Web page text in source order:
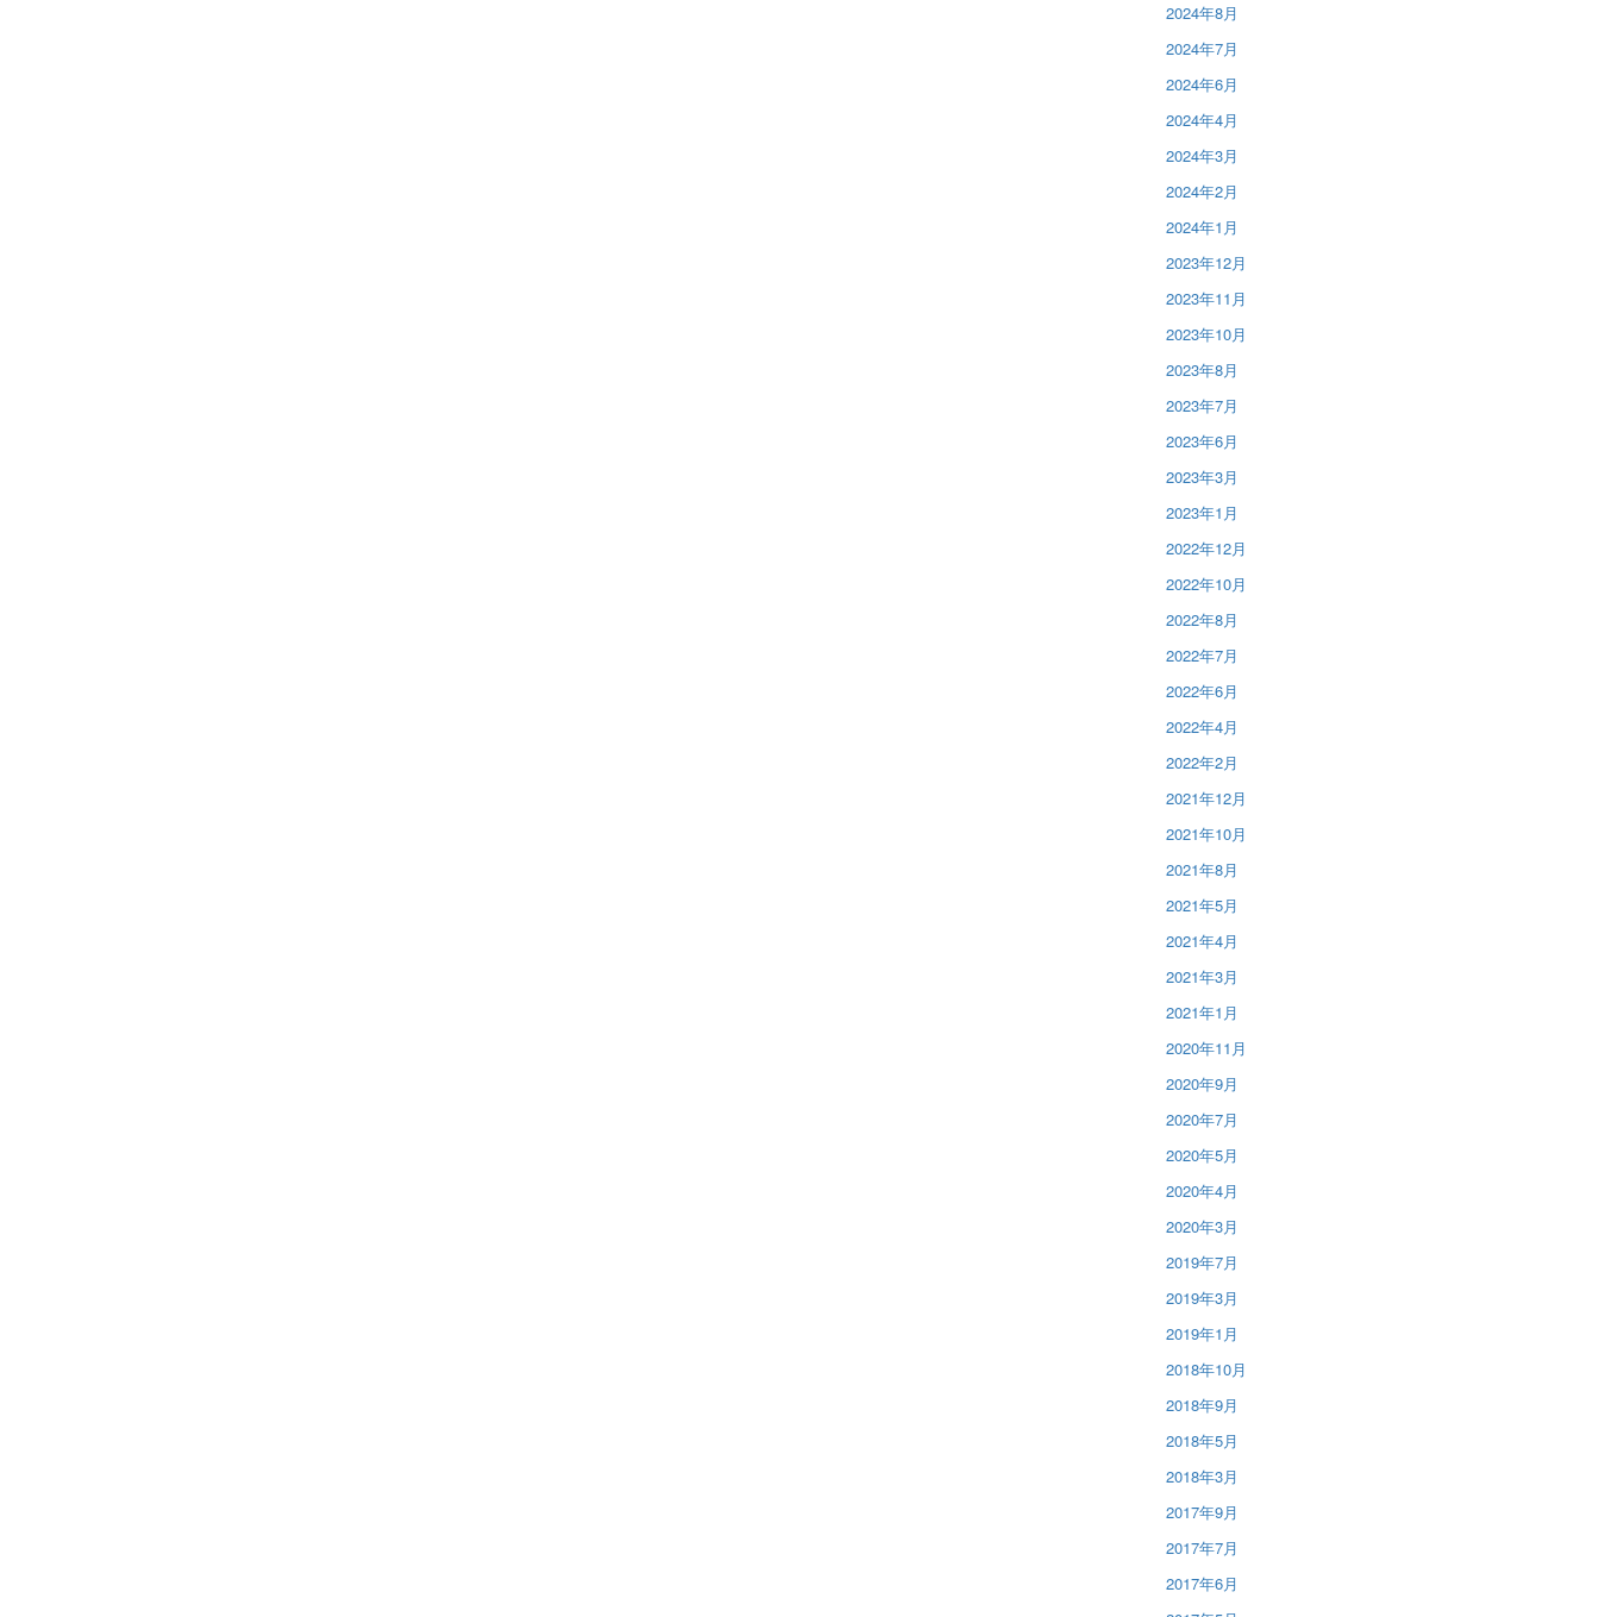
2024年8月
2024年7月
2024年6月
2024年4月
2024年3月
2024年2月
2024年1月
2023年12月
2023年11月
2023年10月
2023年8月
2023年7月
2023年6月
2023年3月
2023年1月
2022年12月
2022年10月
2022年8月
2022年7月
2022年6月
2022年4月
2022年2月
2021年12月
2021年10月
2021年8月
2021年5月
2021年4月
2021年3月
2021年1月
2020年11月
2020年9月
2020年7月
2020年5月
2020年4月
2020年3月
2019年7月
2019年3月
2019年1月
2018年10月
2018年9月
2018年5月
2018年3月
2017年9月
2017年7月
2017年6月